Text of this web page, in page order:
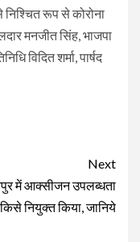
रूप से कोरोना
मनजीत सिंह, भाजपा
विदित शर्मा, पार्षद
Next
में आक्सीजन उपलब्धता
नियुक्त किया, जानिये